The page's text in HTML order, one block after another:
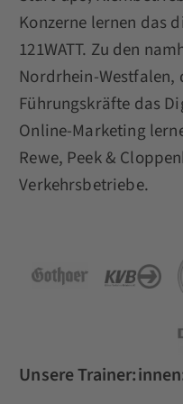
Konzerne lernen das
121WATT. Zu den
Nordrhein-
Führungskräfte das
Online-Marketing
Rewe, Peek &
Verkehrsbetriebe.
Unsere